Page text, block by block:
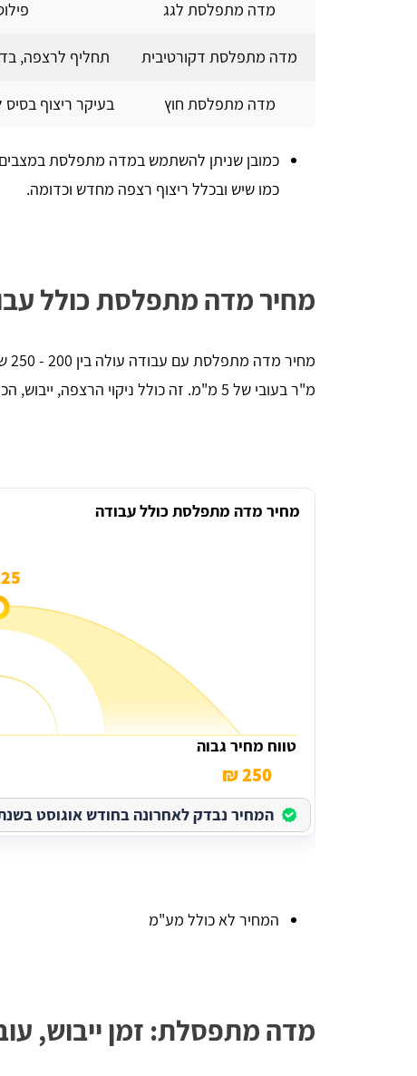
מדה מתפלסת לגג
מדה מתפלסת דקורטיבית תחליף לרצפה,
מדה מתפלסת חוץ בעיקר ריצוף
כמובן שניתן להשתמש במדה מתפלסת במצבים
כמו שיש ובכלל ריצוף רצפה מחדש וכדומה.
מחיר מדה מתפלסת כולל
מ"ר בעובי של 5 מ"מ. זה כולל ניקוי הרצפה, ייבוש, הכנה ויישום החומר ואת החומר עצמו.
מחיר מדה מתפלסת כולל עבודה
₪
טווח מחיר גבוה
250 ₪
המחיר נבדק לאחרונה בחודש אוגוסט בשנת
המחיר לא כולל מע"מ
מדה מתפסלת: זמן ייבוש,